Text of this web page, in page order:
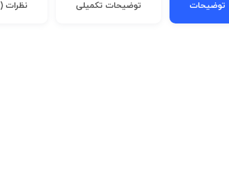
توضیحات توضیحات تکمیلی نظرات (0)